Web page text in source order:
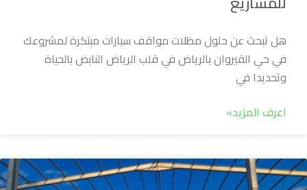
هل تبحث عن حلول مظلات مواقف سيارات مبتكرة لمشروعك
في حي القيروان بالرياض في قلب الرياض النابض بالحياة
وتحديدا في
اعرف المزيد»